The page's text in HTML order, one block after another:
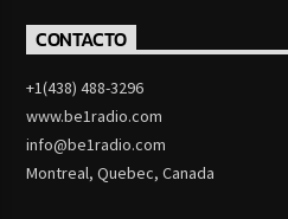
CONTACTO
+1(438) 488-3296
www.be1radio.com
info@be1radio.com
Montreal, Quebec, Canada